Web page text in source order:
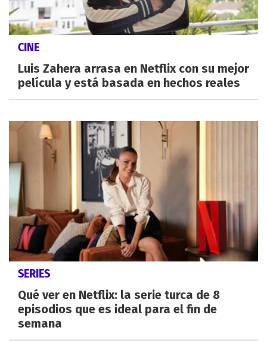
CINE
Luis Zahera arrasa en Netflix con su mejor
película y está basada en hechos reales
SERIES
Qué ver en Netflix: la serie turca de 8
episodios que es ideal para el fin de
semana